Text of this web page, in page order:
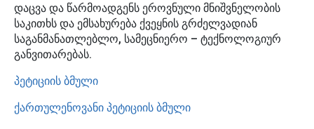
დაცვა და წარმოადგენს ეროვნული მნიშვნელობის
საკითხს და ემსახურება ქვეყნის გრძელვადიან
საგანმანათლებლო, სამეცნიერო – ტექნოლოგიურ
განვითარებას.
პეტიციის ბმული
ქართულენოვანი პეტიციის ბმული